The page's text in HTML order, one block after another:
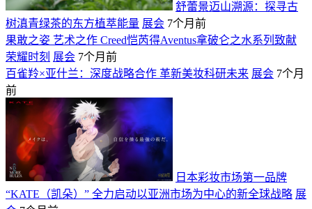
舒蕾景迈山溯源：探寻古
树滇青绿茶的东方植萃能量 展会 7个月前
果敢之姿 艺术之作 Creed恺芮得Aventus拿破仑之水系列致献
荣耀时刻 展会 7个月前
百雀羚×亚什兰：深度战略合作 革新美妆科研未来 展会 7个月
前
日本彩妆市场第一品牌
“KATE（凯朵）” 全力启动以亚洲市场为中心的新全球战略 展